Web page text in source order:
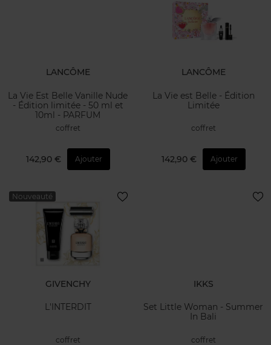
LANCÔME
La Vie Est Belle Vanille Nude
- Édition limitée - 50 ml et
10ml - PARFUM
coffret
142,90 € Ajouter
LANCÔME
La Vie est Belle - Édition
Limitée
coffret
142,90 € Ajouter
Nouveauté
GIVENCHY
L'INTERDIT
coffret
IKKS
Set Little Woman - Summer
In Bali
coffret